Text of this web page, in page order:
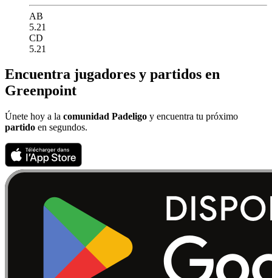
AB
5.21
CD
5.21
Encuentra jugadores y partidos en
Greenpoint
Únete hoy a la comunidad Padeligo y encuentra tu próximo
partido en segundos.